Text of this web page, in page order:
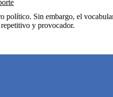
político. Sin embargo, el
y provocador.